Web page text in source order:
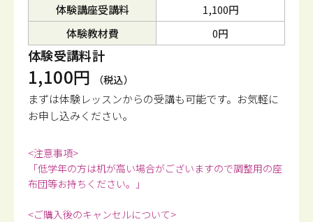
体験講座受講料
1,100円
体験教材費
0円
体験受講料計
1,100円 （税込）
まずは体験レッスンからの受講も可能です。 お気軽に
お申し込みください。
<注意事項>
「低学年の方は机が高い場合がございますので調整用の座
布団等お持ちください。」
<ご購入後のキャンセルについて>